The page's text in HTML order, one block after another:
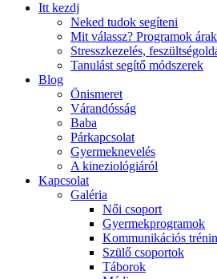
Itt kezdj
Neked tudok segíteni
Mit válassz? Programok
Stresszkezelés,
Tanulást segítő módszerek
Blog
Önismeret
Várandósság
Baba
Párkapcsolat
Gyermeknevelés
A kineziológiáról
Kapcsolat
Galéria
Női csoport
Gyermekprogramok
Kommunikációs
Szülő csoportok
Táborok